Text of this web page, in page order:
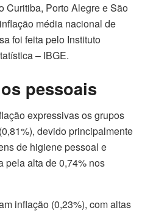
Curitiba, Porto Alegre e São
média nacional de
foi feita pelo Instituto
– IBGE.
pessoais
expressivas os grupos
devido principalmente
de higiene pessoal e
pela alta de 0,74% nos
inflação (0,23%), com altas